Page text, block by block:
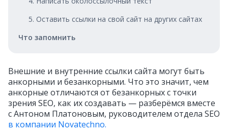
5. Оставить ссылки на свой сайт на других сайтах
Что запомнить
Внешние и внутренние ссылки сайта могут быть
анкорными и безанкорными. Что это значит, чем
анкорные отличаются от безанкорных с точки
зрения SEO, как их создавать — разберёмся вместе
с Антоном Платоновым, руководителем отдела SEO
в компании Novatechno.